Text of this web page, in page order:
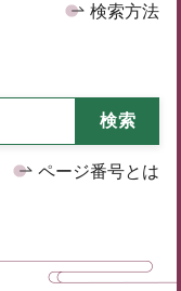
検索方法
ページ番号とは